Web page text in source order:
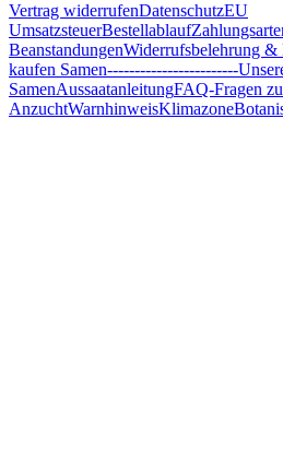
Vertrag widerrufenDatenschutzEU
UmsatzsteuerBestellablauf
BeanstandungenWiderrufsbelehrung
kaufen Samen------------------------
SamenAussaatanleitungFAQ-Fragen
AnzuchtWarnhinweisKlimazone